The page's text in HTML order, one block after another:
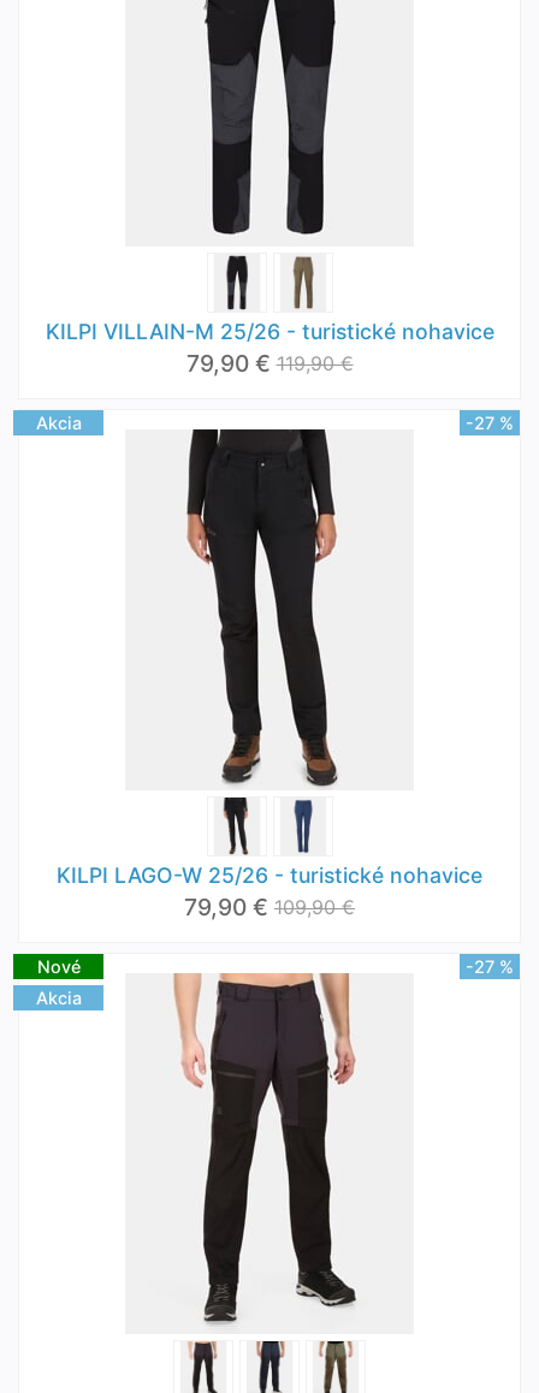
KILPI VILLAIN-M 25/26 - turistické nohavice
79,90 € 119,90 €
Akcia -27 %
KILPI LAGO-W 25/26 - turistické nohavice
79,90 € 109,90 €
Nové
Akcia
-27 %